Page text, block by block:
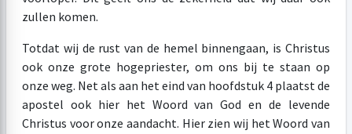
zullen komen.
Totdat wij de rust van de hemel binnengaan, is Christus
ook onze grote hogepriester, om ons bij te staan op
onze weg. Net als aan het eind van hoofdstuk 4 plaatst de
apostel ook hier het Woord van God en de levende
Christus voor onze aandacht. Hier zien wij het Woord van